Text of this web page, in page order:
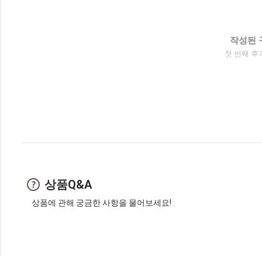
작성된
첫 번째 후
상품Q&A
상품에 관해 궁금한 사항을 물어보세요!